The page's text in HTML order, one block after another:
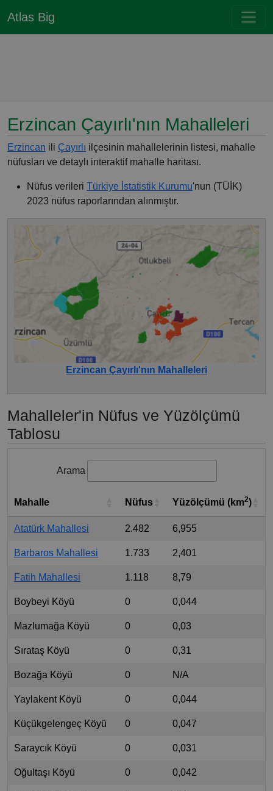
Atlas Big
Erzincan Çayırlı'nın Mahalleleri
Erzincan ili Çayırlı ilçesinin mahallelerinin listesi, mahalle
nüfusları ve detaylı interaktif mahalle haritası.
Nüfus verileri Türkiye İstatistik Kurumu'nun (TÜİK)
2023 nüfus raporlarından alınmıştır.
Erzincan Çayırlı'nın Mahalleleri
Mahalleler'in Nüfus ve Yüzölçümü
Tablosu
Arama
Mahalle Nüfus Yüzölçümü (km2)
Atatürk Mahallesi 2.482 6,955
Barbaros Mahallesi 1.733 2,401
Fatih Mahallesi 1.118 8,79
Boybeyi Köyü 0 0,044
Mazlumağa Köyü 0 0,03
Sırataş Köyü 0 0,31
Bozağa Köyü 0 N/A
Yaylakent Köyü 0 0,044
Küçükgelengeç Köyü 0 0,047
Saraycık Köyü 0 0,031
Oğultaşı Köyü 0 0,042